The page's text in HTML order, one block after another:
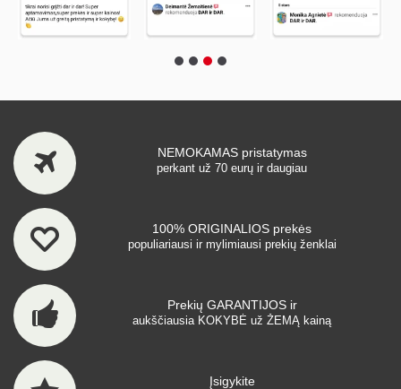
NEMOKAMAS pristatymas
perkant už 70 eurų ir daugiau
100% ORIGINALIOS prekės
populiariausi ir mylimiausi prekių ženklai
Prekių GARANTIJOS ir
aukščiausia KOKYBĖ už ŽEMĄ kainą
Įsigykite